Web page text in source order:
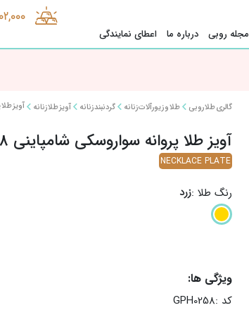
مجله روبی درباره ما اعطای نمایندگی
گالری طلا روبی طلا و زیورآلات زنانه گردنبند زنانه آویز طلا زنانه آویز طلا
آویز طلا پروانه سواروسکی شامپاینی 8 میل
NECKLACE PLATE
رنگ طلا :زرد
ویژگی ها:
کد :GPH0258